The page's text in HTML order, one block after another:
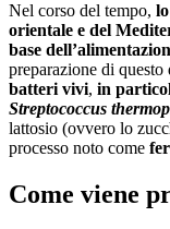
Nel corso del tempo,
orientale e del
base
preparazione di questo
batteri vivi, in
Streptococcus
lattosio (ovvero lo
processo noto come
Come viene